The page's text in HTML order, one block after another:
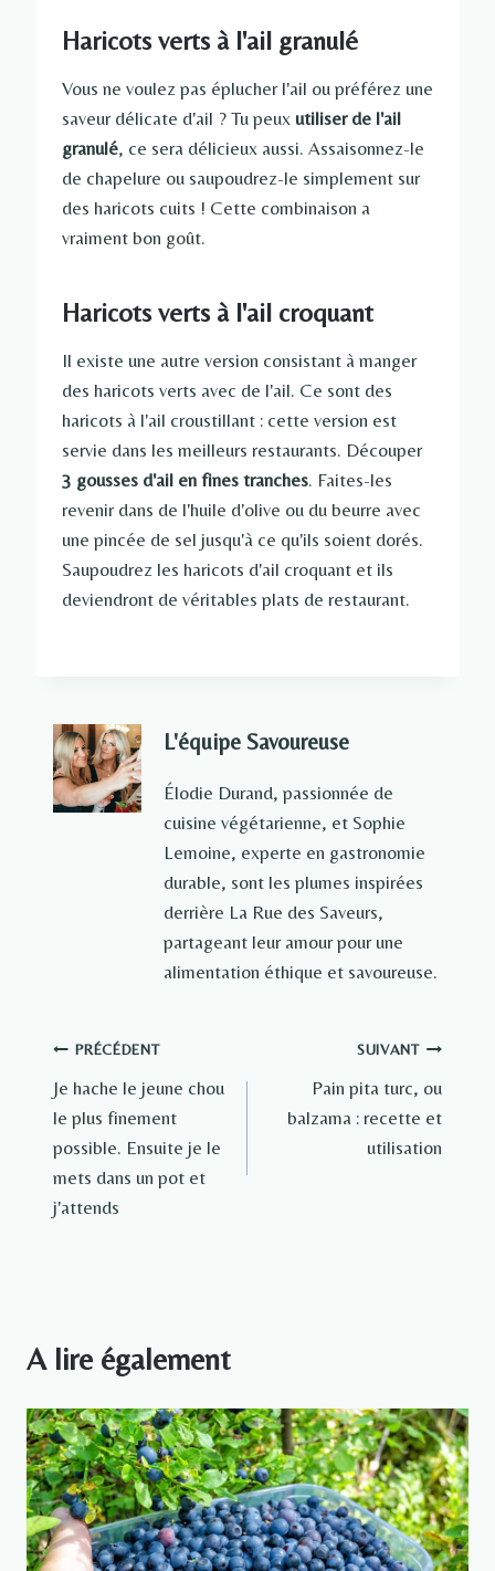
Haricots verts à l'ail granulé
Vous ne voulez pas éplucher l'ail ou préférez une
saveur délicate d'ail ? Tu peux utiliser de l'ail
granulé, ce sera délicieux aussi. Assaisonnez-le
de chapelure ou saupoudrez-le simplement sur
des haricots cuits ! Cette combinaison a
vraiment bon goût.
Haricots verts à l'ail croquant
Il existe une autre version consistant à manger
des haricots verts avec de l'ail. Ce sont des
haricots à l'ail croustillant : cette version est
servie dans les meilleurs restaurants. Découper
3 gousses d'ail en fines tranches. Faites-les
revenir dans de l'huile d'olive ou du beurre avec
une pincée de sel jusqu'à ce qu'ils soient dorés.
Saupoudrez les haricots d'ail croquant et ils
deviendront de véritables plats de restaurant.
L'équipe Savoureuse
Élodie Durand, passionnée de
cuisine végétarienne, et Sophie
Lemoine, experte en gastronomie
durable, sont les plumes inspirées
derrière La Rue des Saveurs,
partageant leur amour pour une
alimentation éthique et savoureuse.
Navigation
de
l’article
PRÉCÉDENT
Je hache le jeune chou
le plus finement
possible. Ensuite je le
mets dans un pot et
j'attends
SUIVANT
Pain pita turc, ou
balzama : recette et
utilisation
A lire également